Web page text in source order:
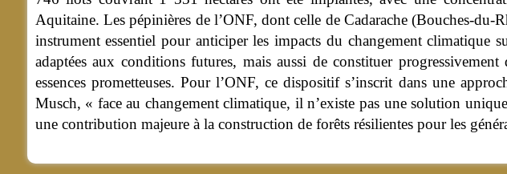
Aquitaine. Les pépinières de l’ONF, dont celle de Cadarache (Bouches-
instrument essentiel pour anticiper les impacts du changement climatique
adaptées aux conditions futures, mais aussi de constituer
essences prometteuses. Pour l’ONF, ce dispositif s’inscrit dans une
Musch, « face au changement climatique, il n’existe pas une solution
une contribution majeure à la construction de forêts résilientes pour les